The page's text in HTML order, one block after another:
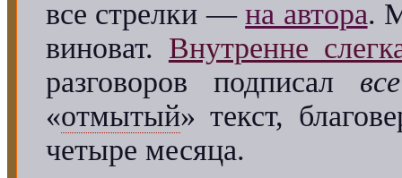
все стрелки —на автора.
виноват. Внутренне
разговоров подписал все
«отмытый» текст,
четыре месяца.